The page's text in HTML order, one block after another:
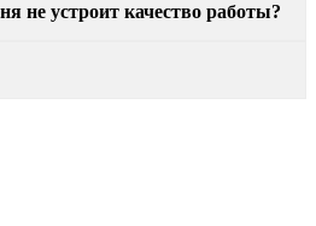
не устроит качество работы?